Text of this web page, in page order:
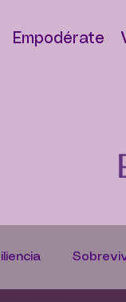
Empodérate